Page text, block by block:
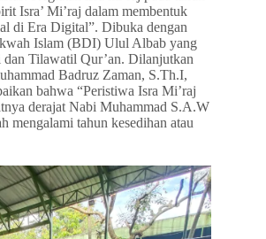
Isra’ Mi’raj dalam membentuk
di Era Digital”. Dibuka dengan
Islam (BDI) Ulul Albab yang
Tilawatil Qur’an. Dilanjutkan
Badruz Zaman, S.Th.I,
bahwa “Peristiwa Isra Mi’raj
derajat Nabi Muhammad S.A.W
mengalami tahun kesedihan atau